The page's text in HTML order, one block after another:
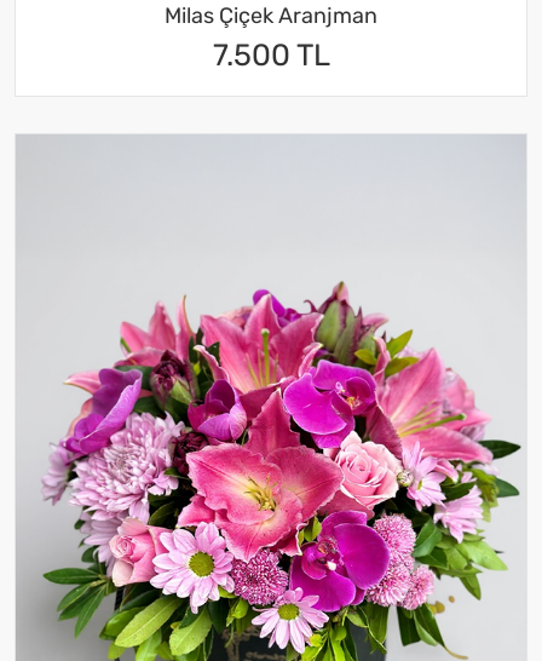
Milas Çiçek Aranjman
7.500 TL